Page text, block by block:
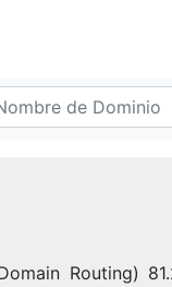
Routing)